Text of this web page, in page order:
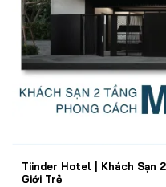
Tiinder Hotel | Khách Sạn
Giới Trẻ